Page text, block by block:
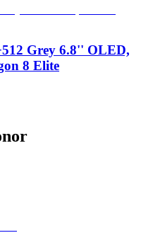
Grey 6.8'' OLED,
8 Elite